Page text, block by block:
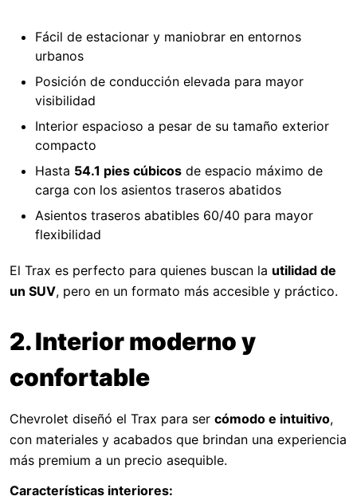
Fácil de estacionar y maniobrar en entornos
urbanos
Posición de conducción elevada para mayor
visibilidad
Interior espacioso a pesar de su tamaño exterior
compacto
Hasta 54.1 pies cúbicos de espacio máximo de
carga con los asientos traseros abatidos
Asientos traseros abatibles 60/40 para mayor
flexibilidad
El Trax es perfecto para quienes buscan la utilidad de
un SUV, pero en un formato más accesible y práctico.
2. Interior moderno y
confortable
Chevrolet diseñó el Trax para ser cómodo e intuitivo,
con materiales y acabados que brindan una experiencia
más premium a un precio asequible.
Características interiores: